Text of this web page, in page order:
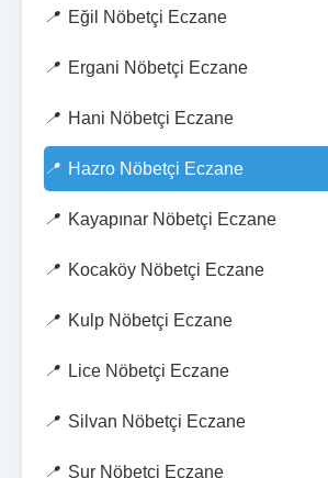
Eğil Nöbetçi Eczane
Ergani Nöbetçi Eczane
Hani Nöbetçi Eczane
Hazro Nöbetçi Eczane
Kayapınar Nöbetçi Eczane
Kocaköy Nöbetçi Eczane
Kulp Nöbetçi Eczane
Lice Nöbetçi Eczane
Silvan Nöbetçi Eczane
Sur Nöbetçi Eczane